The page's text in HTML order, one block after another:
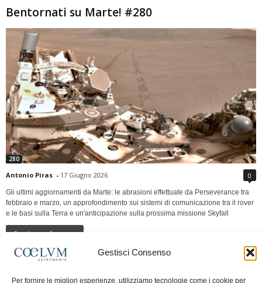
Gestisci Consenso
Per fornire le migliori esperienze, utilizziamo tecnologie come i cookie per
Bentornati su Marte! #280
280
Antonio Piras - 17 Giugno 2026 0
Gli ultimi aggiornamenti da Marte: le abrasioni effettuate da Perseverance tra
febbraio e marzo, un approfondimento sui sistemi di comunicazione tra il rover
e le basi sulla Terra e un'anticipazione sulla prossima missione Skyfall
Continua a leggere